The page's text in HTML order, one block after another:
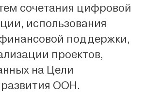
сочетания цифровой
использования
поддержки,
проектов,
на Цели
развития ООН.